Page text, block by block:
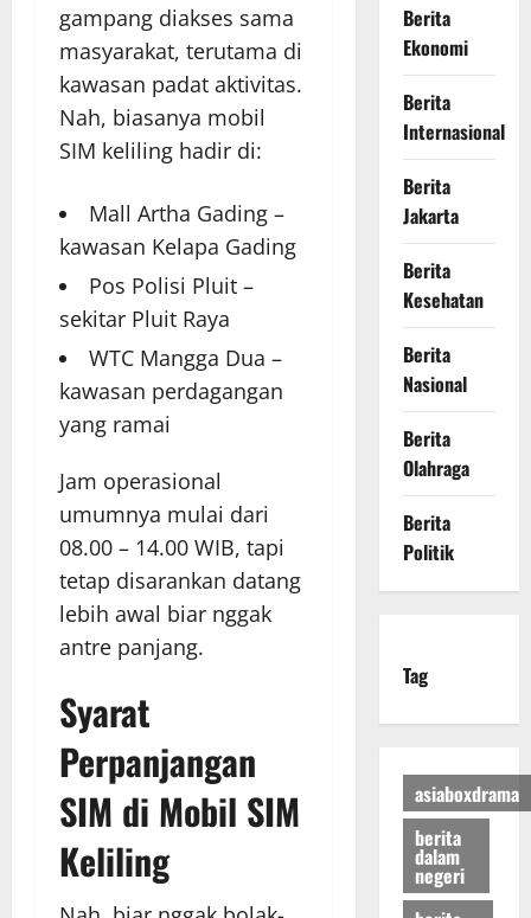
gampang diakses sama
masyarakat, terutama di
kawasan padat aktivitas.
Nah, biasanya mobil
SIM keliling hadir di:
Mall Artha Gading –
kawasan Kelapa Gading
Pos Polisi Pluit –
sekitar Pluit Raya
WTC Mangga Dua –
kawasan perdagangan
yang ramai
Jam operasional
umumnya mulai dari
08.00 – 14.00 WIB, tapi
tetap disarankan datang
lebih awal biar nggak
antre panjang.
Syarat
Perpanjangan
SIM di Mobil SIM
Keliling
Berita
Ekonomi
Berita
Internasional
Berita
Jakarta
Berita
Kesehatan
Berita
Nasional
Berita
Olahraga
Berita
Politik
Tag
asiaboxdrama
berita
dalam
negeri